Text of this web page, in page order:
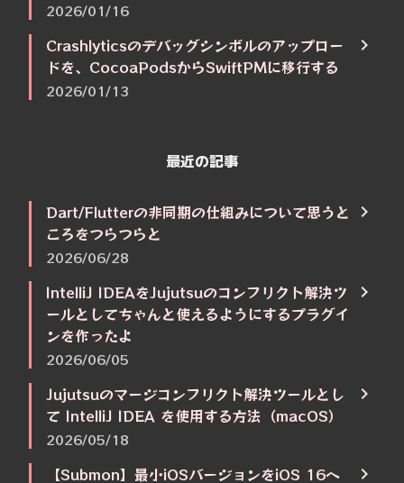
2026/01/16
Crashlyticsのデバッグシンボルのアップロー
ドを、CocoaPodsからSwiftPMに移行する
2026/01/13
最近の記事
Dart/Flutterの非同期の仕組みについて思うと
ころをつらつらと
2026/06/28
IntelliJ IDEAをJujutsuのコンフリクト解決ツ
ールとしてちゃんと使えるようにするプラグイ
ンを作ったよ
2026/06/05
Jujutsuのマージコンフリクト解決ツールとし
て IntelliJ IDEA を使用する方法（macOS）
2026/05/18
【Submon】最小iOSバージョンをiOS 16へ